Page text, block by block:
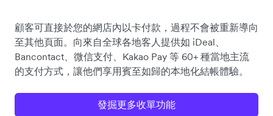
顧客可直接於您的網店內以卡付款，過程不會被重新導向
至其他頁面。向來自全球各地客人提供如 iDeal、
Bancontact、微信支付、Kakao Pay 等 60+ 種當地主流
的支付方式，讓他們享用賓至如歸的本地化結帳體驗。
發掘更多收單功能